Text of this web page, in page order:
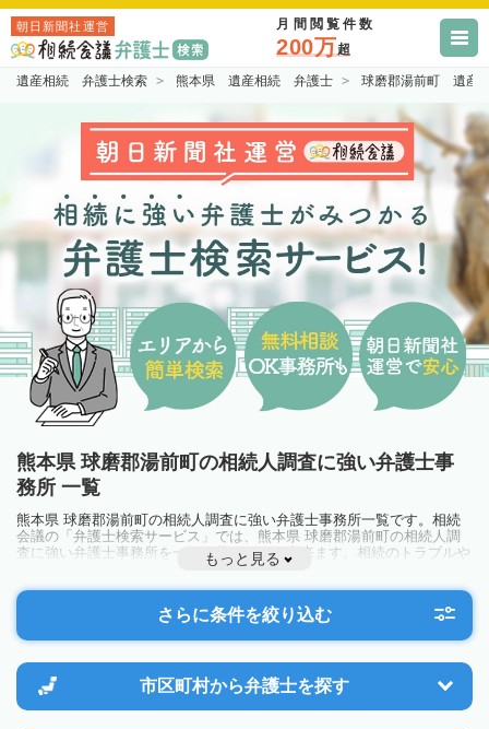
朝日新聞社運営 月間閲覧件数
200万超
遺産相続 弁護士検索 熊本県 遺産相続 弁護士 球磨郡湯前町 遺産
熊本県 球磨郡湯前町の相続人調査に強い弁護士事
務所 一覧
熊本県 球磨郡湯前町の相続人調査に強い弁護士事務所一覧です。相続
会議の「弁護士検索サービス」では、熊本県 球磨郡湯前町の相続人調
査に強い弁護士事務所を一覧で見ることが出来ます。相続のトラブルや
お悩みを抱えている方は一度近隣の弁護士に相談してみましょう。
もっと見る
さらに条件を絞り込む
市区町村から弁護士を探す